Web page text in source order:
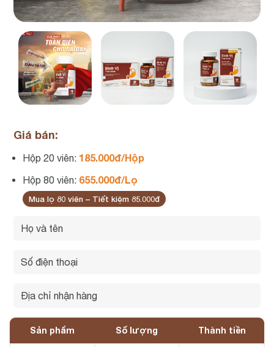
Giá bán:
Hộp 20 viên: 185.000đ/Hộp
Hộp 80 viên: 655.000đ/Lọ
Mua lọ 80 viên – Tiết kiệm 85.000đ
Sản phẩm Số lượng Thành tiền